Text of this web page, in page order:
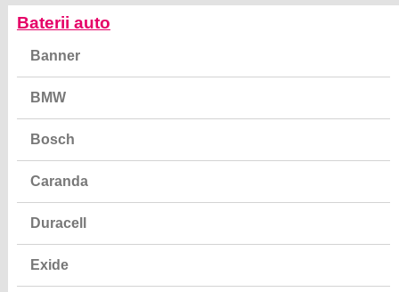
Baterii auto
Banner
BMW
Bosch
Caranda
Duracell
Exide